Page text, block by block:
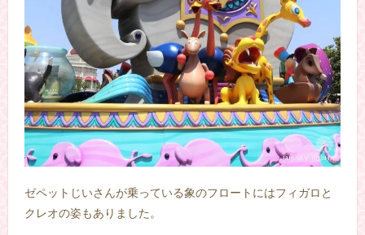
ゼペットじいさんが乗っている象のフロートにはフィガロと
クレオの姿もありました。